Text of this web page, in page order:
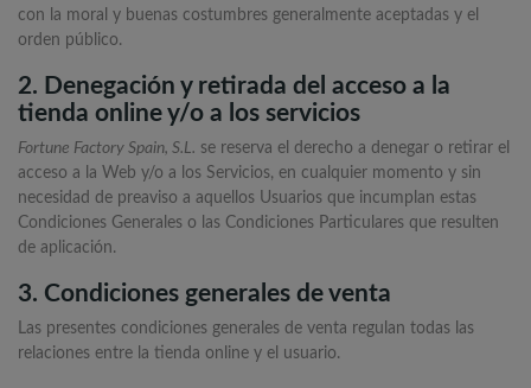
con la moral y buenas costumbres generalmente aceptadas y el
orden público.
2. Denegación y retirada del acceso a la
tienda online y/o a los servicios
Fortune Factory Spain, S.L. se reserva el derecho a denegar o retirar el
acceso a la Web y/o a los Servicios, en cualquier momento y sin
necesidad de preaviso a aquellos Usuarios que incumplan estas
Condiciones Generales o las Condiciones Particulares que resulten
de aplicación.
3. Condiciones generales de venta
Las presentes condiciones generales de venta regulan todas las
relaciones entre la tienda online y el usuario.